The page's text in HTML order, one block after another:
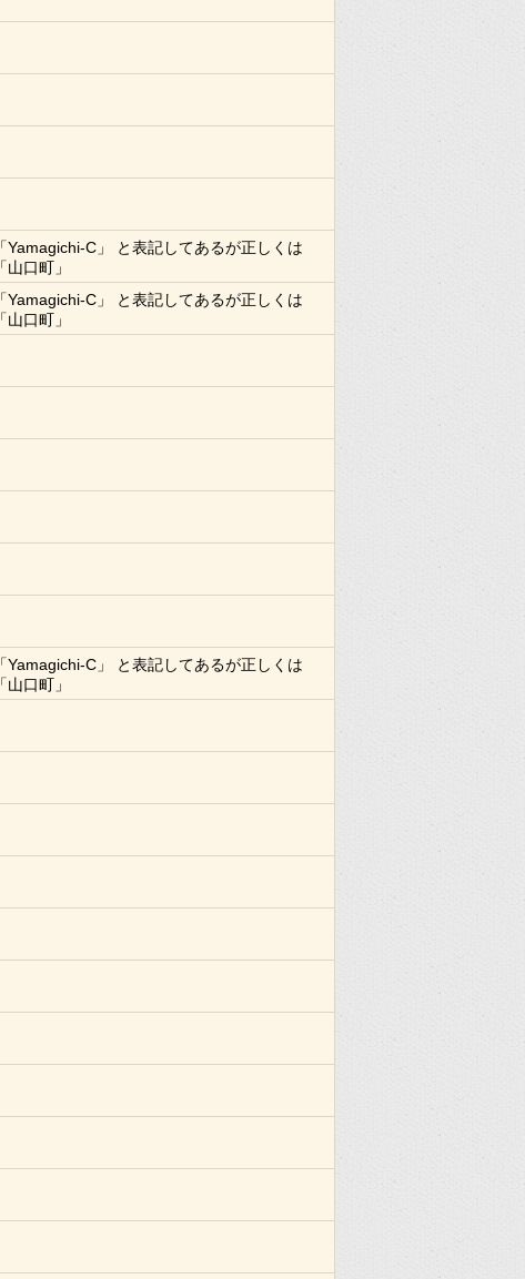
「Yamagichi-C」 と表記してあるが正しくは
「山口町」
「Yamagichi-C」 と表記してあるが正しくは
「山口町」
「Yamagichi-C」 と表記してあるが正しくは
「山口町」